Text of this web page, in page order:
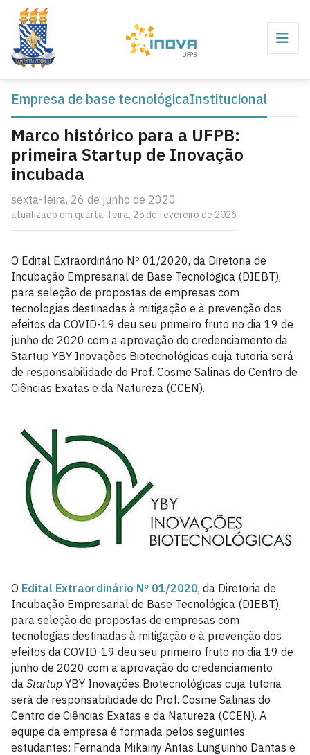
Empresa de base tecnológicaInstitucional
Marco histórico para a UFPB:
primeira Startup de Inovação
incubada
sexta-feira, 26 de junho de 2020
atualizado em quarta-feira, 25 de fevereiro de 2026
O Edital Extraordinário Nº 01/2020, da Diretoria de
Incubação Empresarial de Base Tecnológica (DIEBT),
para seleção de propostas de empresas com
tecnologias destinadas à mitigação e à prevenção dos
efeitos da COVID-19 deu seu primeiro fruto no dia 19 de
junho de 2020 com a aprovação do credenciamento da
Startup YBY Inovações Biotecnológicas cuja tutoria será
de responsabilidade do Prof. Cosme Salinas do Centro de
Ciências Exatas e da Natureza (CCEN).
O Edital Extraordinário Nº 01/2020, da Diretoria de
Incubação Empresarial de Base Tecnológica (DIEBT),
para seleção de propostas de empresas com
tecnologias destinadas à mitigação e à prevenção dos
efeitos da COVID-19 deu seu primeiro fruto no dia 19 de
junho de 2020 com a aprovação do credenciamento
da Startup YBY Inovações Biotecnológicas cuja tutoria
será de responsabilidade do Prof. Cosme Salinas do
Centro de Ciências Exatas e da Natureza (CCEN). A
equipe da empresa é formada pelos seguintes
estudantes: Fernanda Mikainy Antas Lunguinho Dantas e